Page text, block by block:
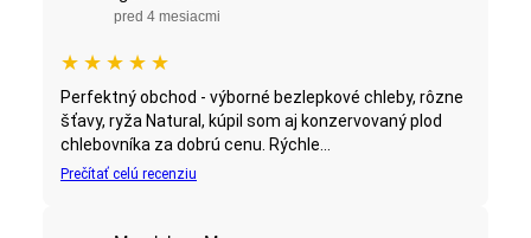
pred 4 mesiacmi
★ ★ ★ ★ ★
Perfektný obchod - výborné bezlepkové chleby, rôzne
šťavy, ryža Natural, kúpil som aj konzervovaný plod
chlebovníka za dobrú cenu. Rýchle...
Prečítať celú recenziu